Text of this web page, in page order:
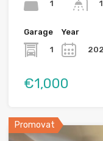
1
1
Garage
1
Year
€1,000
Promovat